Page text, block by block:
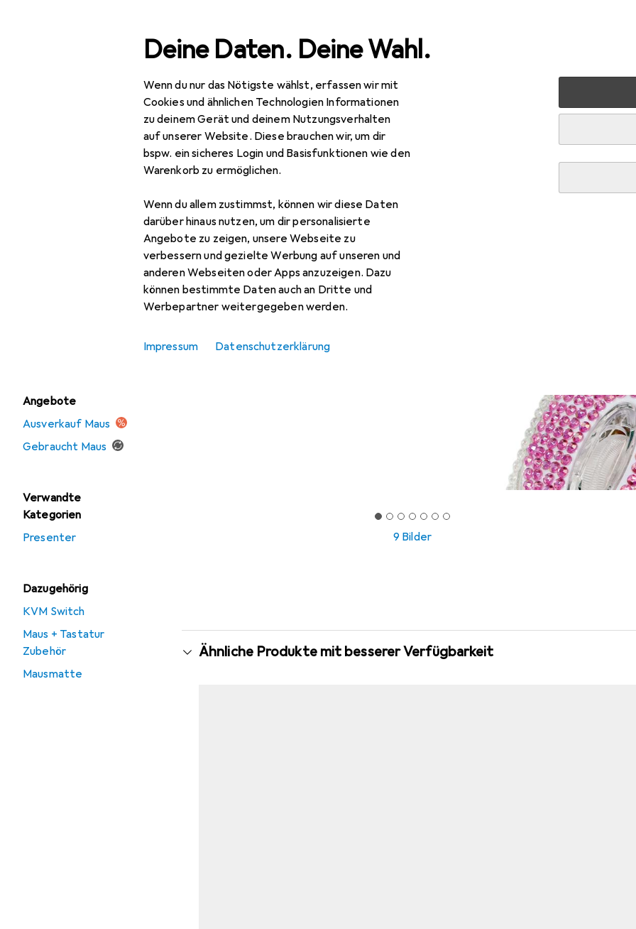
Deine Daten. Deine Wahl.
Wenn du nur das Nötigste wählst, erfassen wir mit
Cookies und ähnlichen Technologien Informationen
zu deinem Gerät und deinem Nutzungsverhalten
auf unserer Website. Diese brauchen wir, um dir
bspw. ein sicheres Login und Basisfunktionen wie den
Warenkorb zu ermöglichen.
Wenn du allem zustimmst, können wir diese Daten
darüber hinaus nutzen, um dir personalisierte
Angebote zu zeigen, unsere Webseite zu
verbessern und gezielte Werbung auf unseren und
anderen Webseiten oder Apps anzuzeigen. Dazu
können bestimmte Daten auch an Dritte und
Werbepartner weitergegeben werden.
Impressum Datenschutzerklärung
Navigation nach Kategorien
Angebote
Ausverkauf Maus
Gebraucht Maus
Verwandte
Kategorien
Presenter
Dazugehörig
KVM Switch
Maus + Tastatur
Zubehör
Mausmatte
Gesamtsortiment IT + Multimedia Peripherie
9 Bilder
Ähnliche Produkte mit besserer Verfügbarkeit